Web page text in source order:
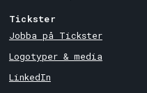
Tickster
Jobba på Tickster
Logotyper & media
LinkedIn